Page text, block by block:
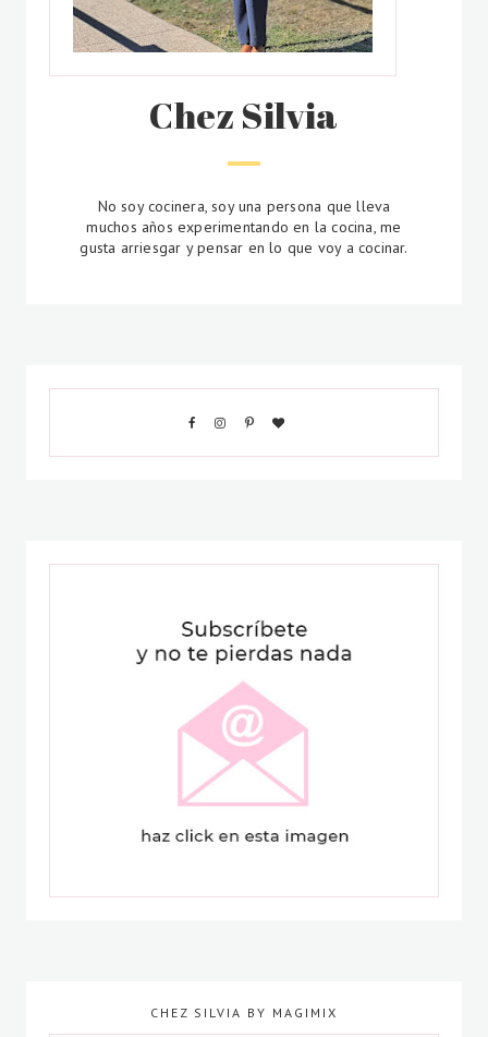
Chez Silvia
No soy cocinera, soy una persona que lleva
muchos años experimentando en la cocina, me
gusta arriesgar y pensar en lo que voy a cocinar.
CHEZ SILVIA BY MAGIMIX